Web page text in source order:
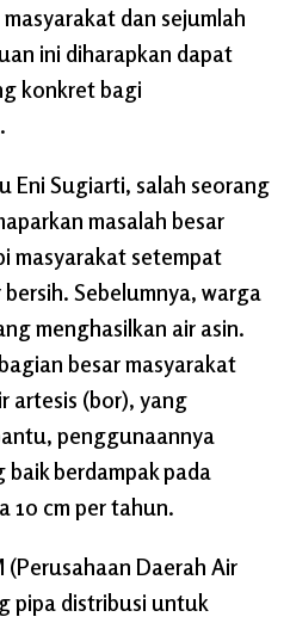
dan sejumlah
ini diharapkan dapat
konkret bagi
Eni Sugiarti, salah seorang
masalah besar
masyarakat setempat
Sebelumnya, warga
menghasilkan air asin.
besar masyarakat
artesis (bor), yang
penggunaannya
berdampak pada
10 cm per tahun.
(Perusahaan Daerah Air
pipa distribusi untuk